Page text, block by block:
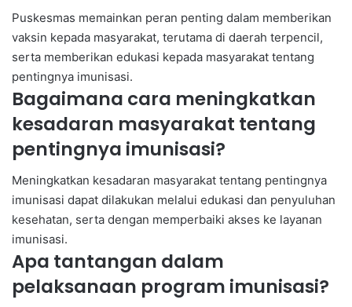
Puskesmas memainkan peran penting dalam memberikan
vaksin kepada masyarakat, terutama di daerah terpencil,
serta memberikan edukasi kepada masyarakat tentang
pentingnya imunisasi.
Bagaimana cara meningkatkan
kesadaran masyarakat tentang
pentingnya imunisasi?
Meningkatkan kesadaran masyarakat tentang pentingnya
imunisasi dapat dilakukan melalui edukasi dan penyuluhan
kesehatan, serta dengan memperbaiki akses ke layanan
imunisasi.
Apa tantangan dalam
pelaksanaan program imunisasi?